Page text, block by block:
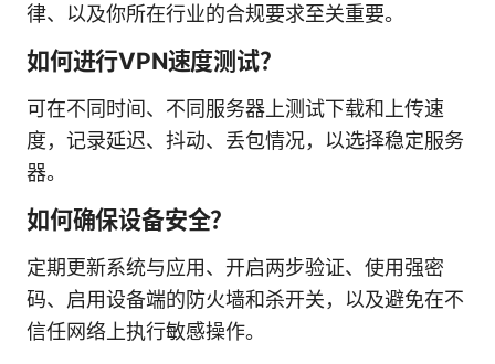
律、以及你所在行业的合规要求至关重要。
如何进行VPN速度测试？
可在不同时间、不同服务器上测试下载和上传速
度，记录延迟、抖动、丢包情况，以选择稳定服务
器。
如何确保设备安全？
定期更新系统与应用、开启两步验证、使用强密
码、启用设备端的防火墙和杀开关，以及避免在不
信任网络上执行敏感操作。